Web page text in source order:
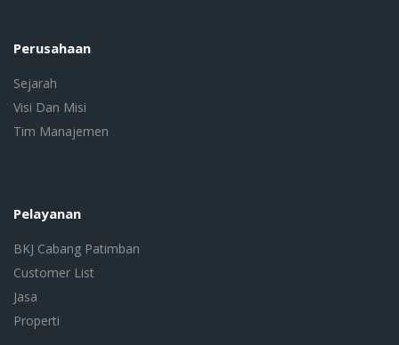
Perusahaan
Sejarah
Visi Dan Misi
Tim Manajemen
Pelayanan
BKJ Cabang Patimban
Customer List
Jasa
Properti